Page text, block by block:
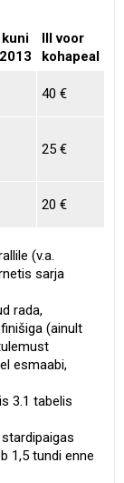
kuni
III voor
kohapeal
40 €
25 €
20 €
(v.a.
sarja
rada,
(ainult
esmaabi,
3.1 tabelis
1,5 tundi enne